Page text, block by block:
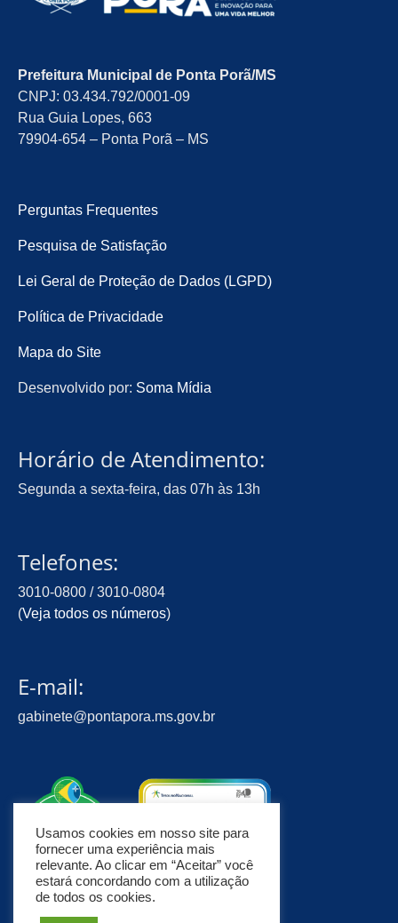
Prefeitura Municipal de Ponta Porã/MS
CNPJ: 03.434.792/0001-09
Rua Guia Lopes, 663
79904-654 – Ponta Porã – MS
Perguntas Frequentes
Pesquisa de Satisfação
Lei Geral de Proteção de Dados (LGPD)
Política de Privacidade
Mapa do Site
Desenvolvido por: Soma Mídia
Horário de Atendimento:
Segunda a sexta-feira, das 07h às 13h
Telefones:
3010-0800 / 3010-0804
(Veja todos os números)
E-mail:
gabinete@pontapora.ms.gov.br
Usamos cookies em nosso site para
fornecer uma experiência mais
relevante. Ao clicar em “Aceitar” você
estará concordando com a utilização
de todos os cookies.